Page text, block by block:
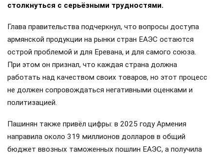
столкнуться с серьёзными трудностями.
Глава правительства подчеркнул, что вопросы доступа
армянской продукции на рынки стран ЕАЭС остаются
острой проблемой и для Еревана, и для самого союза.
При этом он признал, что каждая страна должна
работать над качеством своих товаров, но этот процесс
не должен сопровождаться негативными оценками и
политизацией.
Пашинян также привёл цифры: в 2025 году Армения
направила около 319 миллионов долларов в общий
бюджет ввозных таможенных пошлин ЕАЭС, а получила